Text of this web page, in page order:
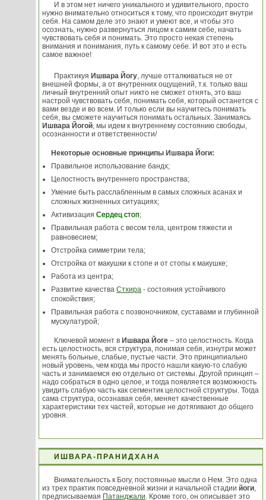
И в этом нет ничего уникального и удивительного, просто
нужно внимательно относиться к тому, что происходит внутри
себя. На самом деле это знают и умеют все, и чтобы это
осознать, нужно развернуться лицом к самим себе, начать
чувствовать себя и понимать. Это просто некая степень
внимания и понимания, путь к самому себе. И вот это и есть
самое важное!
Практикуя Ишвара Йогу, лучше отталкиваться не от
внешней формы, а от внутренних ощущений, т.к. только ваш
личный внутренний опыт никто не сможет отнять, это ваш
настрой чувствовать себя, понимать себя, который останется с
вами везде и во всем. И только если вы научитесь понимать
себя, вы сможете научиться понимать остальных. Занимаясь
Ишвара Йогой, мы идем к внутреннему состоянию свободы,
осознанности и ответственности/
Некоторые основные принципы Ишвара Йоги:
Правильное использование бандх;
Целостность внутреннего пространства;
Умение быть расслабленным в самых сложных асанах и
сложных жизненных ситуациях;
Активизация Сердец стоп;
Правильная работа с весом тела, центром тяжести и
равновесием;
Отстройка симметрии тела;
Отстройка от макушки к стопе и от стопы к макушке;
Работа из центра;
Развитие качества Стхира - состояния устойчивого
спокойствия;
Правильная работа с позвоночником, суставами и глубинной
мускулатурой;
Ключевой момент в Ишвара Йоге – это целостность. Когда
есть целостность, вся структура, понимая себя, изнутри может
менять больные, слабые, пустые части. Это принципиально
новый уровень, чем когда мы просто нашли какую-то слабую
часть и занимаемся ею отдельно от системы. Другой принцип –
надо собраться в одно целое, и тогда появляется возможность
увидить слабую часть как сегментик целостной структуры. Тогда
сама структура, осознавая себя, меняет качественные
характеристики тех частей, которые не дотягивают до общего
уровня.
ИШВАРА-ПРАНИДХАНА
Внимательность к Богу, постоянные мысли о Нем. Это одна
из трех практик повседневной жизни и начальной стадии йоги,
предписываемая Патанджали. Кроме того, он описывает это